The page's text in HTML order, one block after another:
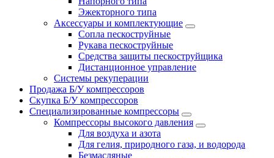
Эжекторного типа
Аксессуары и комплектующие
Сопла пескоструйные
Рукава пескоструйные
Средства защиты пескоструйщика
Дистанционное управление
Системы рекуперации
Продажа Б/У компрессоров
Скупка Б/У компрессоров
Специализированные компрессоры
Компрессоры высокого давления
Для воздуха и азота
Для гелия, природного газа, и водорода
Безмасляные